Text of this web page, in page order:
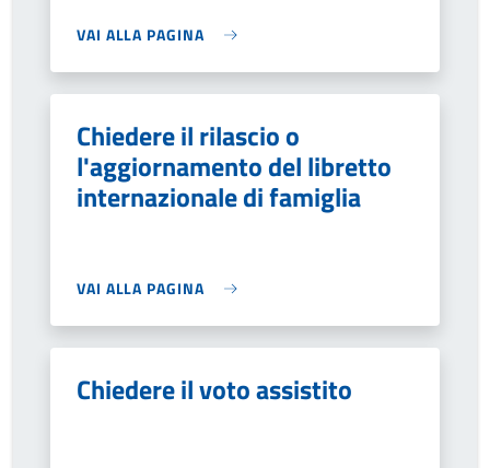
VAI ALLA PAGINA
Chiedere il rilascio o
l'aggiornamento del libretto
internazionale di famiglia
VAI ALLA PAGINA
Chiedere il voto assistito